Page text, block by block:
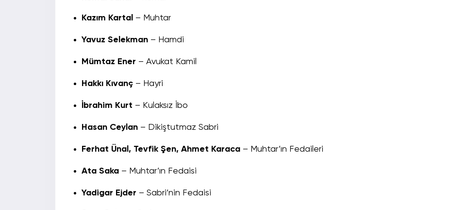
Kazım Kartal – Muhtar
Yavuz Selekman – Hamdi
Mümtaz Ener – Avukat Kamil
Hakkı Kıvanç – Hayri
İbrahim Kurt – Kulaksız İbo
Hasan Ceylan – Dikiştutmaz Sabri
Ferhat Ünal, Tevfik Şen, Ahmet Karaca – Muhtar’ın Fedaileri
Ata Saka – Muhtar’ın Fedaisi
Yadigar Ejder – Sabri’nin Fedaisi